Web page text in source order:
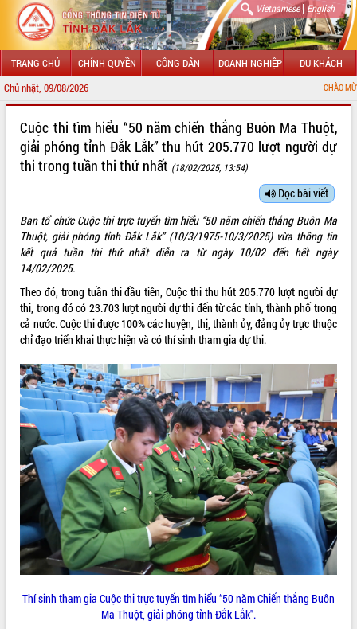
Vietnamese| English
TRANG CHỦ CHÍNH QUYỀN CÔNG DÂN DOANH NGHIỆP DU KHÁCH
Chủ nhật, 09/08/2026 CHÀO MỪNG ĐẾN
LÃNH ĐẠO UBND TỈNH
SỞ, BAN, NGÀNH
UBND CÁC XÃ, PHƯỜNG
HỆ THỐNG VĂN BẢN
VĂN BẢN HĐND TỈNH
ĐIỂM TIN VĂN BẢN
QUY HOẠCH - KẾ HOẠCH
Cuộc thi tìm hiểu “50 năm chiến thắng Buôn Ma Thuột,
giải phóng tỉnh Đắk Lắk” thu hút 205.770 lượt người dự
thi trong tuần thi thứ nhất (18/02/2025, 13:54)
Đọc bài viết
Ban tổ chức Cuộc thi trực tuyến tìm hiểu “50 năm chiến thắng Buôn Ma
Thuột, giải phóng tỉnh Đắk Lắk” (10/3/1975-10/3/2025) vừa thông tin
kết quả tuần thi thứ nhất diễn ra từ ngày 10/02 đến hết ngày
14/02/2025.
Theo đó, trong tuần thi đầu tiên, Cuộc thi thu hút 205.770 lượt người dự
thi, trong đó có 23.703 lượt người dự thi đến từ các tỉnh, thành phố trong
cả nước. Cuộc thi được 100% các huyện, thị, thành ủy, đảng ủy trực thuộc
chỉ đạo triển khai thực hiện và có thí sinh tham gia dự thi.
Thí sinh tham gia Cuộc thi trực tuyến tìm hiểu “50 năm Chiến thắng Buôn
Ma Thuột, giải phóng tỉnh Đắk Lắk".